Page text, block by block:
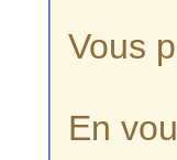
Vous
En